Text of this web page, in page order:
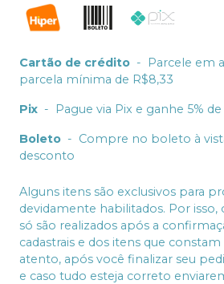
Cartão de crédito -
Parcele em
parcela mínima de R$8,33
Pix - Pague via Pix e ganhe 5%
Boleto - Compre no boleto à
desconto
Alguns itens são exclusivos para
devidamente habilitados. Por
só são realizados após a
cadastrais e dos itens que
atento, após você finalizar seu
e caso tudo esteja correto